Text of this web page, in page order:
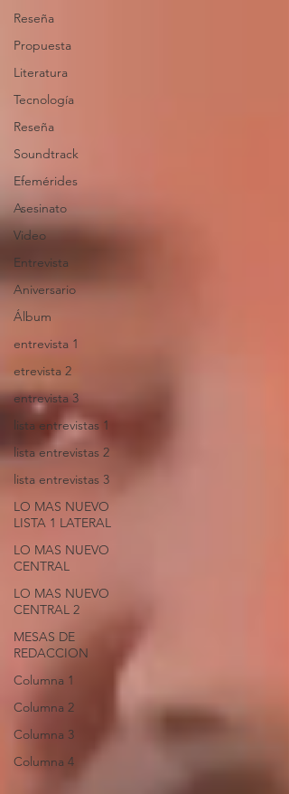
Reseña
Propuesta
Literatura
Tecnología
Reseña
Soundtrack
Efemérides
Asesinato
Video
Entrevista
Aniversario
Álbum
entrevista 1
etrevista 2
entrevista 3
lista entrevistas 1
lista entrevistas 2
lista entrevistas 3
LO MAS NUEVO
LISTA 1 LATERAL
LO MAS NUEVO
CENTRAL
LO MAS NUEVO
CENTRAL 2
MESAS DE
REDACCION
Columna 1
Columna 2
Columna 3
Columna 4